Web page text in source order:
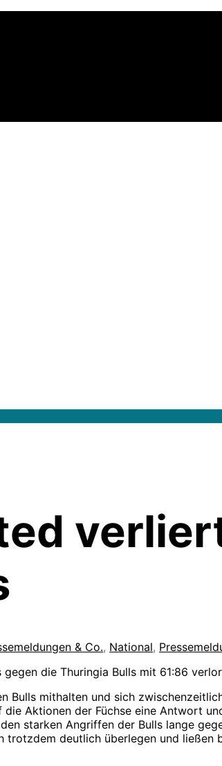
& Co., National,
die Thuringia Bulls mit 61:86
Bulls mithalten und sich
Aktionen der Füchse eine Antwort
starken Angriffen der Bulls lange
deutlich überlegen und